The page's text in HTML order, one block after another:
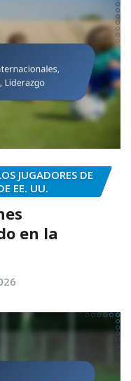
JUGADORES DE
EE. UU.
en la